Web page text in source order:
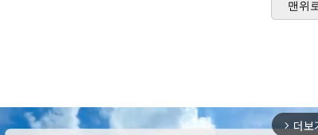
맨위
arrow_forward_ios 더보